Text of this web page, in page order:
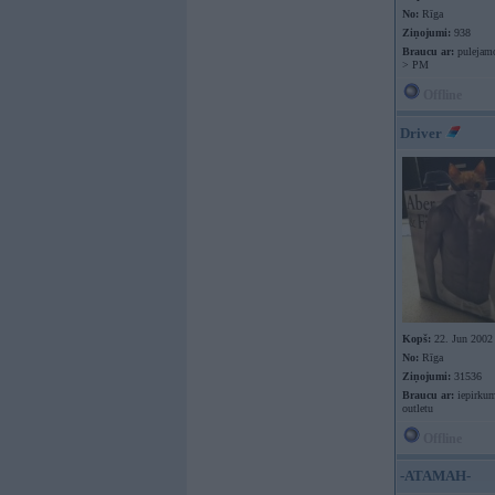
No: Rīga
Ziņojumi: 938
Braucu ar:
> PM
Driver
Kopš: 22. Jun 2002
No: Rīga
Ziņojumi: 31536
Braucu ar:
outletu
-ATAMAH-